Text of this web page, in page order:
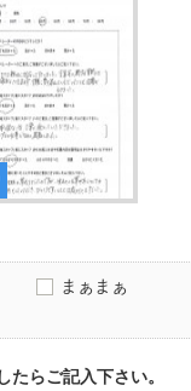
まぁまぁ
らご記入下さい。